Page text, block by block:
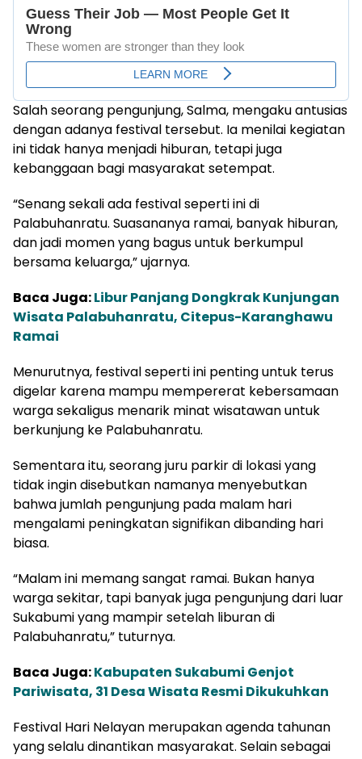
Salah seorang pengunjung, Salma, mengaku antusias
dengan adanya festival tersebut. Ia menilai kegiatan
ini tidak hanya menjadi hiburan, tetapi juga
kebanggaan bagi masyarakat setempat.
“Senang sekali ada festival seperti ini di
Palabuhanratu. Suasananya ramai, banyak hiburan,
dan jadi momen yang bagus untuk berkumpul
bersama keluarga,” ujarnya.
Baca Juga:Libur Panjang Dongkrak Kunjungan
Wisata Palabuhanratu, Citepus-Karanghawu
Ramai
Menurutnya, festival seperti ini penting untuk terus
digelar karena mampu mempererat kebersamaan
warga sekaligus menarik minat wisatawan untuk
berkunjung ke Palabuhanratu.
Sementara itu, seorang juru parkir di lokasi yang
tidak ingin disebutkan namanya menyebutkan
bahwa jumlah pengunjung pada malam hari
mengalami peningkatan signifikan dibanding hari
biasa.
“Malam ini memang sangat ramai. Bukan hanya
warga sekitar, tapi banyak juga pengunjung dari luar
Sukabumi yang mampir setelah liburan di
Palabuhanratu,” tuturnya.
Baca Juga:Kabupaten Sukabumi Genjot
Pariwisata, 31 Desa Wisata Resmi Dikukuhkan
Festival Hari Nelayan merupakan agenda tahunan
yang selalu dinantikan masyarakat. Selain sebagai